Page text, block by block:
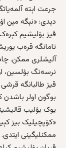
جرعت اېته
دېدی: «نېگه‌ مېن
قیز بۉلیشیم
تامانگه قره‌ب
آلیشلری ممکن.
نرسه‌نگ بۉلسین،
قیز طالبانگه قرشی
بوگون اولر باشدن
یوک بۉلیب
«کۉپچیلیک بیز
ممکنلیگینی